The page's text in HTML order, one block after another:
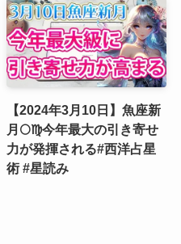
【2024年3月10日】魚座新
月🌕♍️今年最大の引き寄せ
力が発揮される#西洋占星
術 #星読み